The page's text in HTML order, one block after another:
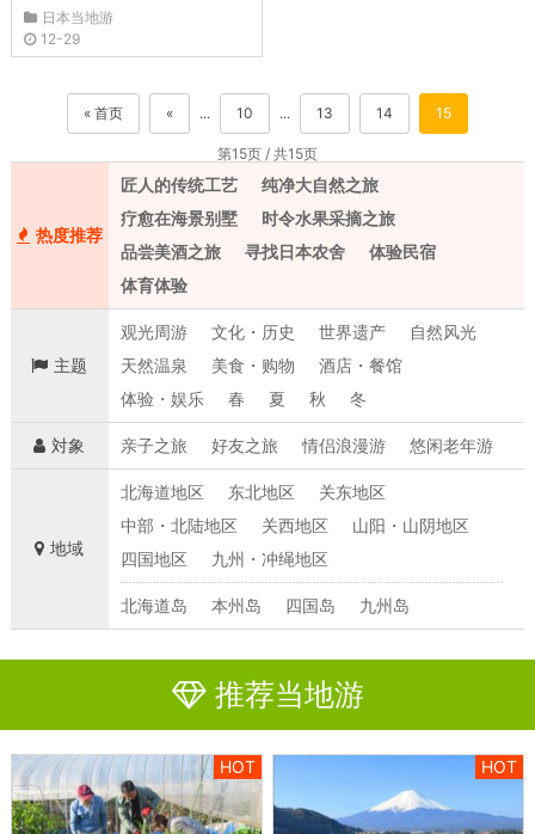
日本当地游
12-29
第15页 / 共15页
« 首页 « ... 10 ... 13 14 15
热度推荐
匠人的传统工艺
纯净大自然之旅
疗愈在海景别墅
时令水果采摘之旅
品尝美酒之旅
寻找日本农舍
体验民宿
体育体验
主题
观光周游 文化・历史 世界遗产
自然风光
天然温泉
美食・购物
酒店・餐馆
体验・娱乐
春 夏 秋 冬
対象 亲子之旅 好友之旅 情侣浪漫游 悠闲老年游
地域
北海道地区 东北地区
关东地区
中部・北陆地区
关西地区
山阳・山阴地区
四国地区
九州・冲绳地区
北海道岛 本州岛 四国岛 九州岛
推荐当地游
HOT HOT